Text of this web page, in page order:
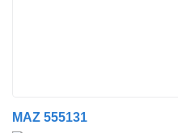
MAZ 555131